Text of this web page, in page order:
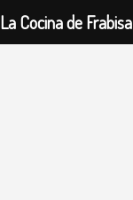
La Cocina de Frabisa